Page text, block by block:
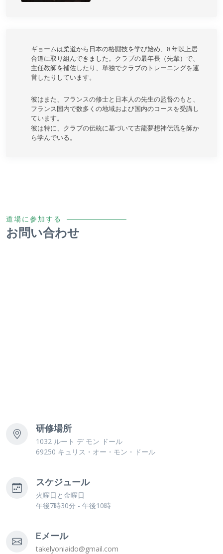
ギョームは柔道から日本の格闘技を学び始め、8 年以上居
合道に取り組んできました。クラブの最年長（先輩）で、
主任教師を補佐したり、単独でクラブのトレーニングを運
営したりしています。
彼はまた、フランスの修士と日本人の先生の監督のもと、
フランス国内で数多くの地域および国内のコースを受講し
ています。
彼は特に、クラブの伝統に基づいて古龍夢想神伝流を師か
ら学んでいる。
道場に参加する
お問い合わせ
研修場所
1032 ルート デ モン ドール
69250 キュリス・オー・モン・ドール
スケジュール
火曜日と金曜日
午後7時30分 - 午後10時
Eメール
takelyoniaido@gmail.com